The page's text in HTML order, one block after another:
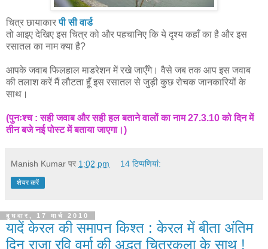
चित्र छायाकारपी सी वार्ड
तो आइए देखिए इस चित्र को और पहचानिए कि ये दृश्य कहाँ का है और इस
रसातल का नाम क्या है?
आपके जवाब फिलहाल माडरेशन में रखे जाएँगे। वैसे जब तक आप इस जवाब
की तलाश करें मैं लौटता हूँ इस रसातल से जुड़ी कुछ रोचक जानकारियों के
साथ।
(पुनःश्च : सही जवाब और सही हल बताने वालों का नाम 27.3.10 को दिन में
तीन बजे नई पोस्ट में बताया जाएगा।)
Manish Kumar पर 1:02 pm 14 टिप्‍पणियां:
शेयर करें
बुधवार, 17 मार्च 2010
यादें केरल की समापन किश्त : केरल में बीता अंतिम
दिन राजा रवि वर्मा की अद्भुत चित्रकला के साथ !